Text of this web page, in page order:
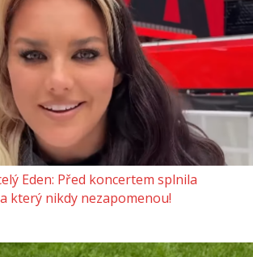
Eden: Před koncertem splnila
který nikdy nezapomenou!